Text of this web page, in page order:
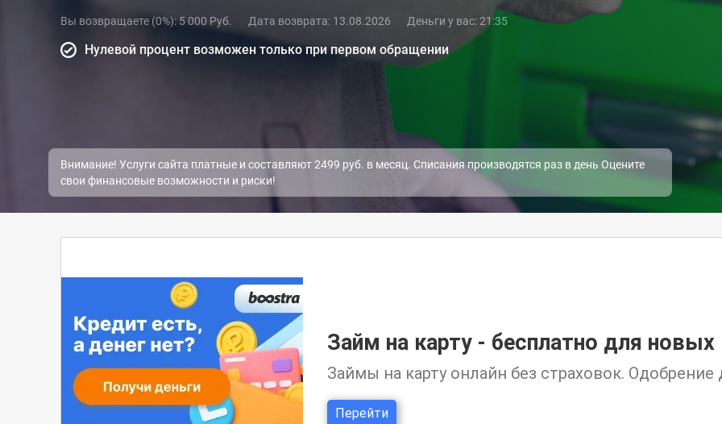
Вы возвращаете(0%):5 000 Руб. Дата возврата: 13.08.2026 Деньги у вас:21:35
Нулевой процент возможен только при первом обращении
Внимание! Услуги сайта платные и составляют 2499 руб. в месяц. Списания производятся раз в день Оцените
свои финансовые возможности и риски!